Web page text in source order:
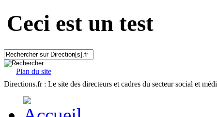
Ceci est un test
Plan du site
Directions.fr : Le site des directeurs et cadres du secteur social et